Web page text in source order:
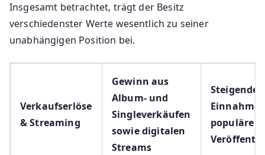
Insgesamt betrachtet, trägt der Besitz
verschiedenster Werte wesentlich zu seiner
unabhängigen Position bei.
Verkaufserlöse
& Streaming
Gewinn aus
Album- und
Singleverkäufen
sowie digitalen
Streams
Steigende
populäre